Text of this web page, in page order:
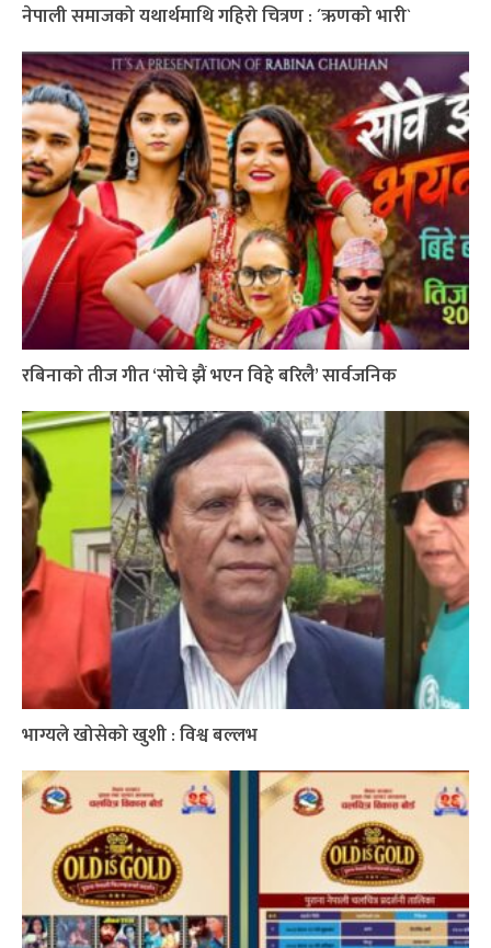
नेपाली समाजको यथार्थमाथि गहिरो चित्रण : ´ऋणको भारी`
रबिनाको तीज गीत ‘सोचे झैं भएन विहे बरिलै’ सार्वजनिक
भाग्यले खोसेको खुशी : विश्व बल्लभ